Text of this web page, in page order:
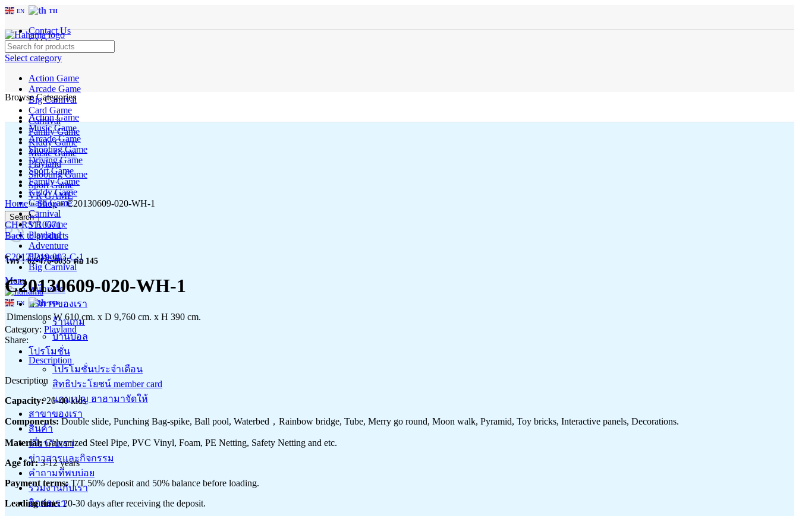
EN TH
Contact Us
FAQs
Select category
Action Game
Arcade Game
Big Carnival
Card Game
Carnival
Family Game
Kiddy Game
Music Game
Playland
Shooting Game
Sport Game
VR GAME
Search
โทร : 02-476-8035 ต่อ 145
Menu
EN TH
Browse Categories
Action Game
Music Game
Arcade Game
Shooting Game
Driving Game
Sport Game
Family Game
Kiddy Game
Card Game
Carnival
VR Game
Playland
Adventure
Playport
Big Carnival
หน้าหลัก
บริการของเรา
ร้านเกม
บ้านบอล
โปรโมชั่น
โปรโมชั่นประจำเดือน
สิทธิประโยชน์ member card
แคมเปญ ฮาฮามาจัดให้
สาขาของเรา
สินค้า
เกี่ยวกับเรา
ข่าวสารและกิจกรรม
คำถามที่พบบ่อย
ร่วมงานกับเรา
ติดต่อเรา
Click to enlarge
Home»Shop»C20130609-020-WH-1
CH-RS110071
Back to products
C20121219-003-C-1
C20130609-020-WH-1
Dimensions W 610 cm. x D 9,760 cm. x H 390 cm.
Category: Playland
Share:
Description
Description
Capacity:20-40 kids
Components:Double slide, Punching Bag-spike, Ball pool, Waterbed，Rainbow bridge, Tube, Merry go round, Moon walk, Pyramid, Toy bricks, Interactive panels, Decorations.
Material:Galvanized Steel Pipe, PVC Vinyl, Foam, PE Netting, Safety Netting and etc.
Age for:3-12 years
Payment terms: T/T 50% deposit and 50% balance before loading.
Leading time:20-30 days after receiving the deposit.